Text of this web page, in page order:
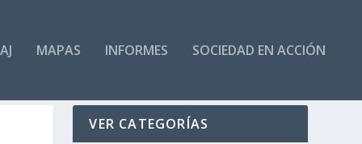
MAPAS INFORMES SOCIEDAD EN ACCIÓN
VER CATEGORÍAS